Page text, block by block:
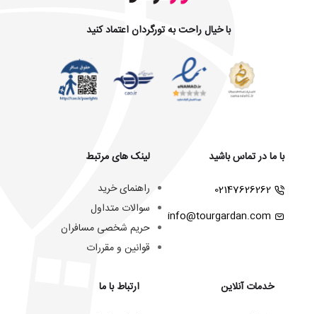
با خیال راحت به تورگردان اعتماد کنید
با ما در تماس باشید
02147626262
info@tourgardan.com
خدمات آنلاین
لینک های مرتبط
راهنمای خرید
سوالات متداول
حریم شخصی مسافران
قوانین و مقررات
ارتباط با ما